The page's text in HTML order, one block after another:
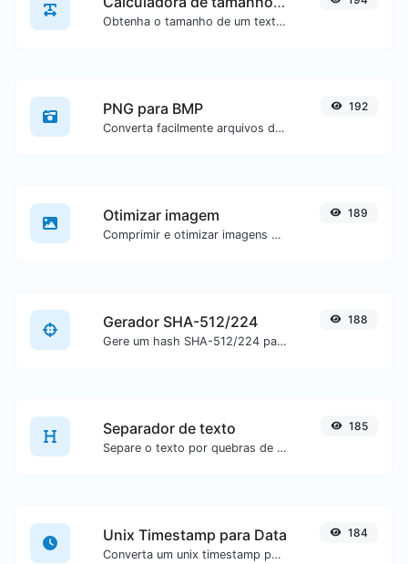
Obtenha o tamanho de um texto em Bytes (B), Kilobytes (KB) ou Megabytes (MB).
PNG para BMP
Converta facilmente arquivos de imagem PNG para BMP.
192
Otimizar imagem
Comprimir e otimizar imagens para um tamanho menor, mas mantendo alta qualidade.
189
Gerador SHA-512/224
Gere um hash SHA-512/224 para qualquer entrada de texto.
188
Separador de texto
Separe o texto por quebras de linha, vírgulas, pontos...etc.
185
Unix Timestamp para Data
Converta um unix timestamp para UTC e sua data local.
184